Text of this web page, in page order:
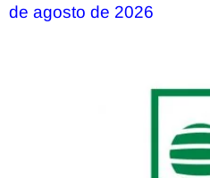
de agosto de 2026